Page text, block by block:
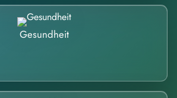
Gesundheit